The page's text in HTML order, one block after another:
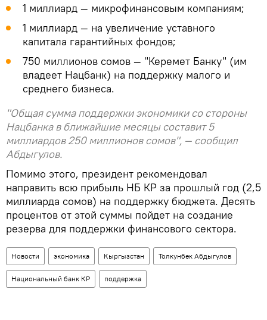
1 миллиард — микрофинансовым компаниям;
1 миллиард — на увеличение уставного
капитала гарантийных фондов;
750 миллионов сомов — "Керемет Банку" (им
владеет Нацбанк) на поддержку малого и
среднего бизнеса.
"Общая сумма поддержки экономики со стороны
Нацбанка в ближайшие месяцы составит 5
миллиардов 250 миллионов сомов", — сообщил
Абдыгулов.
Помимо этого, президент рекомендовал
направить всю прибыль НБ КР за прошлый год (2,5
миллиарда сомов) на поддержку бюджета. Десять
процентов от этой суммы пойдет на создание
резерва для поддержки финансового сектора.
Новости экономика Кыргызстан Толкунбек Абдыгулов
Национальный банк КР поддержка